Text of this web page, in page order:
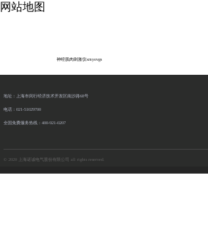
神经肌肉刺激仪xmyovgs
地址：上海市闵行经济技术开发区南沙路68号
电话：021-51029700
全国免费服务热线：400-921-0207
© 2020 上海诺诚电气股份有限公司 all rights reserved.
网站地图